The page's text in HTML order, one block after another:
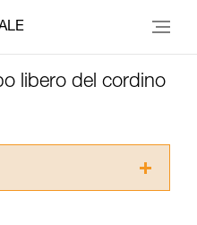
libero del cordino